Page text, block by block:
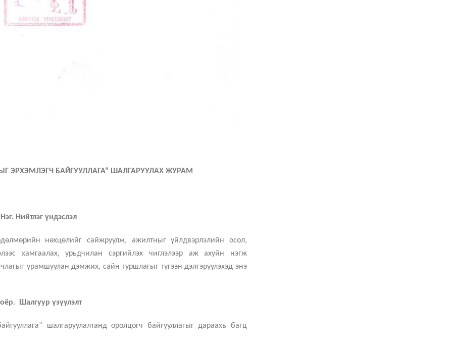
ЭРХЭМЛЭГЧ БАЙГУУЛЛАГА” ШАЛГАРУУЛАХ ЖУРАМ
Нэг. Нийтлэг үндэслэл
нөхцөлийг сайжруулж, ажилтныг үйлдвэрлэлийн осол,
хамгаалах, урьдчилан сэргийлэх чиглэлээр аж ахуйн нэгж
урамшуулан дэмжих, сайн туршлагыг түгээн дэлгэрүүлэхэд энэ
Шалгуур үзүүлэлт
шалгаруулалтанд оролцогч байгууллагыг дараахь багц